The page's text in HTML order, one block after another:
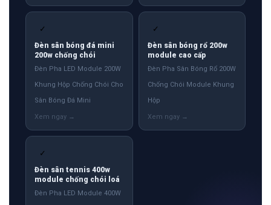
✓
Đèn sân bóng đá mini
200w chống chói
Đèn Pha LED Module 200W
Khung Hộp Chống Chói Cho
Sân Bóng Đá Mini
✓
Đèn sân bóng rổ 200w
module cao cấp
Đèn Pha Sân Bóng Rổ 200W
Chống Chói Module Khung
Hộp
✓
Đèn sân tennis 400w
module chống chói loá
Đèn Pha LED Module 400W